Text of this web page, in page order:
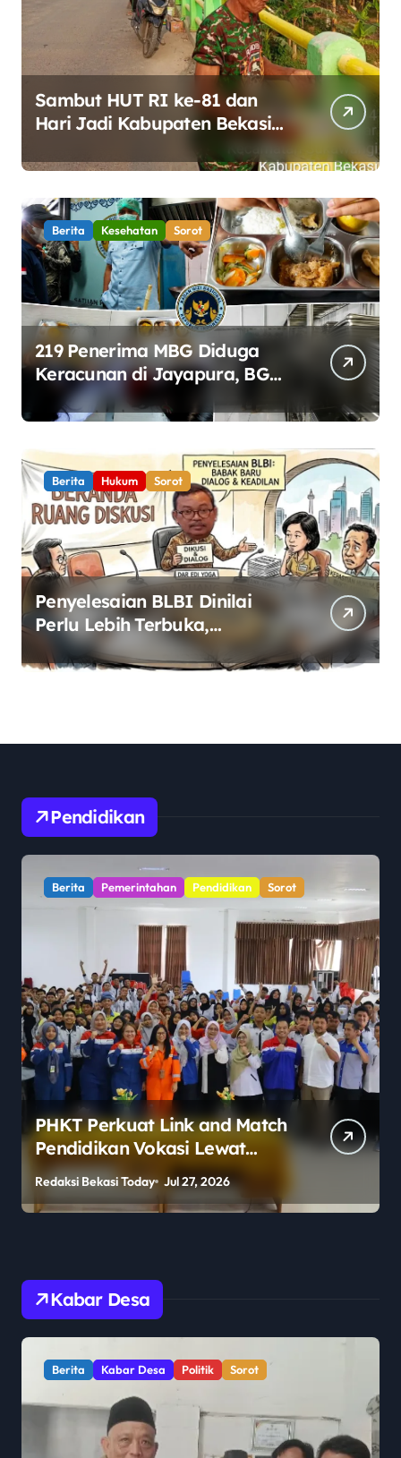
Sambut HUT RI ke-81 dan
Hari Jadi Kabupaten Bekasi
ke-76, Pemdes Muara bakti
Gotong Royong Percantik
Jembatan CBL
Berita Kesehatan Sorot
219 Penerima MBG Diduga
Keracunan di Jayapura, BGN
Perketat Pengawasan
Keamanan Pangan
Berita Hukum Sorot
Penyelesaian BLBI Dinilai
Perlu Lebih Terbuka,
Pemerintah Diminta Buka
Ruang Dialog
Pendidikan
Berita Pemerintahan Pendidikan Sorot
PHKT Perkuat Link and Match
Pendidikan Vokasi Lewat
Program Guru Tamu di SMKN
2 Penajam Paser Utara
Redaksi Bekasi Today Jul 27, 2026
Kabar Desa
Berita Kabar Desa Politik Sorot